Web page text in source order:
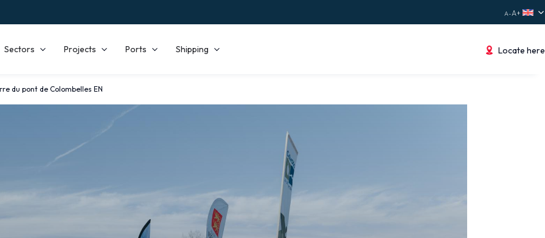
Sectors Projects Ports Shipping Locate here
du pont de Colombelles EN